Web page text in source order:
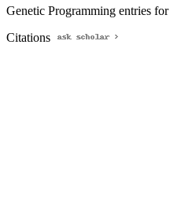
Genetic Programming entries for
Citations